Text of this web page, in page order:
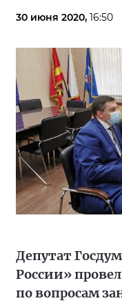
30 июня 2020, 16:50
Депутат
России»
по вопросам